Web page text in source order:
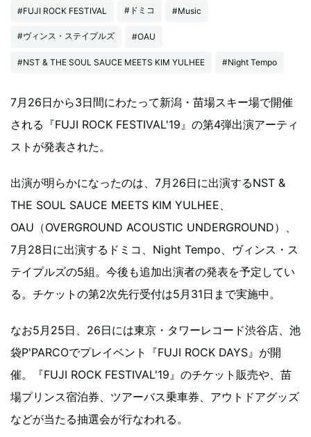
#FUJI ROCK FESTIVAL #ドミコ #Music
#ヴィンス・ステイプルズ #OAU
#NST & THE SOUL SAUCE MEETS KIM YULHEE #Night Tempo
7月26日から3日間にわたって新潟・苗場スキー場で開催
される『FUJI ROCK FESTIVAL'19』の第4弾出演アーティ
ストが発表された。
出演が明らかになったのは、7月26日に出演するNST &
THE SOUL SAUCE MEETS KIM YULHEE、
OAU（OVERGROUND ACOUSTIC UNDERGROUND）、
7月28日に出演するドミコ、Night Tempo、ヴィンス・ス
テイプルズの5組。今後も追加出演者の発表を予定してい
る。チケットの第2次先行受付は5月31日まで実施中。
なお5月25日、26日には東京・タワーレコード渋谷店、池
袋P'PARCOでプレイベント『FUJI ROCK DAYS』が開
催。『FUJI ROCK FESTIVAL'19』のチケット販売や、苗
場プリンス宿泊券、ツアーバス乗車券、アウトドアグッズ
などが当たる抽選会が行なわれる。